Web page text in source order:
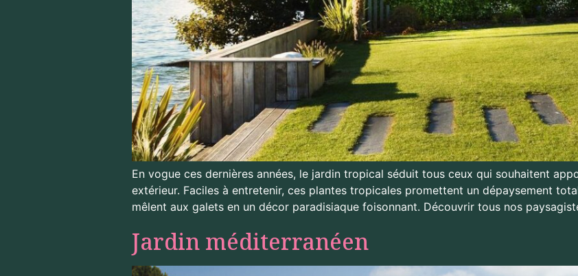
En vogue ces dernières années, le jardin tropical séduit tous ceux qui souhaitent
extérieur. Faciles à entretenir, ces plantes tropicales promettent un dépaysement
mêlent aux galets en un décor paradisiaque foisonnant. Découvrir tous nos
Jardin méditerranéen